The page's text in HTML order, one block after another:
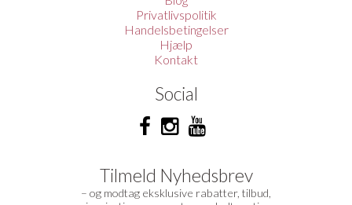
Privatlivspolitik
Handelsbetingelser
Hjælp
Kontakt
Social
Tilmeld Nyhedsbrev
– og modtag eksklusive rabatter, tilbud,